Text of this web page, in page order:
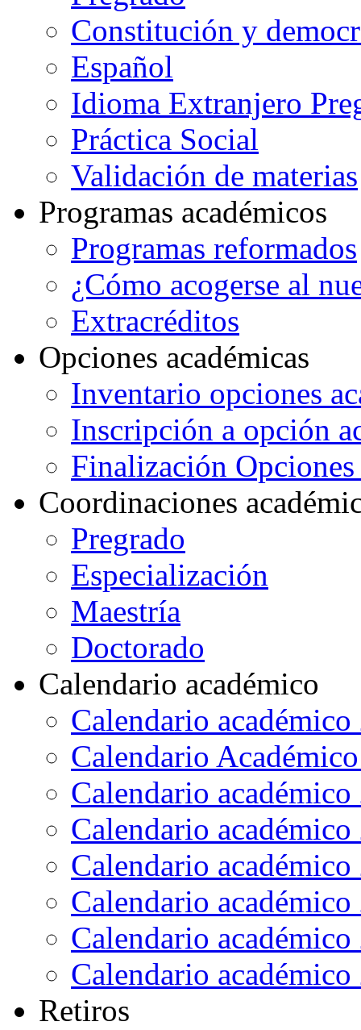
Constitución y
Español
Idioma Extranjero
Práctica Social
Validación de materias
Programas académicos
Programas reformados
¿Cómo acogerse al
Extracréditos
Opciones académicas
Inventario opciones
Inscripción a opción
Finalización Opciones
Coordinaciones
Pregrado
Especialización
Maestría
Doctorado
Calendario académico
Calendario académico
Calendario
Calendario académico
Calendario académico
Calendario académico
Calendario académico
Calendario académico
Calendario académico
Retiros